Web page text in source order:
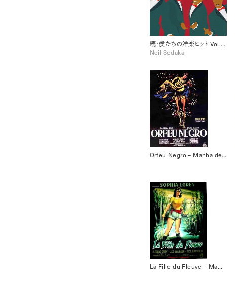
続・僕たちの洋楽ヒット Vol.3 (1961-1962)
Neil Sedaka
Orfeu Negro – Manha de Carnaval
La Fille du Fleuve – Mambo Bacan